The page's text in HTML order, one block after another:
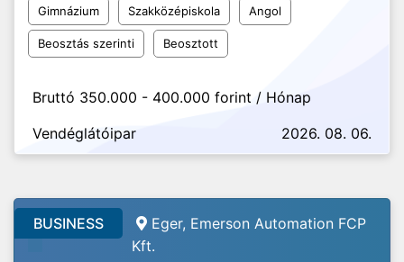
Gimnázium Szakközépiskola Angol
Beosztás szerinti Beosztott
Bruttó 350.000 - 400.000 forint / Hónap
Vendéglátóipar
2026. 08. 06.
BUSINESS
Eger, Emerson Automation FCP
Kft.